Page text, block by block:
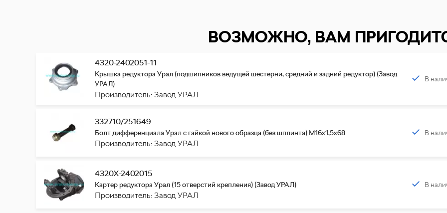
ВОЗМОЖНО, ВАМ
4320-2402051-11
Крышка редуктора Урал (подшипников ведущей шестерни, средний и задний редуктор) (Завод
УРАЛ)
Производитель: Завод УРАЛ
В
332710/251649
Болт дифференциала Урал с гайкой нового образца (без шплинта) М16х1,5х68
Производитель: Завод УРАЛ
В
4320Х-2402015
Картер редуктора Урал (15 отверстий крепления) (Завод УРАЛ)
Производитель: Завод УРАЛ
В